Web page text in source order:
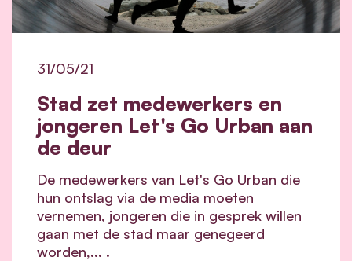
Stad zet medewerkers en
jongeren Let's Go Urban aan
de deur
31/05/21
De medewerkers van Let's Go Urban die
hun ontslag via de media moeten
vernemen, jongeren die in gesprek willen
gaan met de stad maar genegeerd
worden,... .